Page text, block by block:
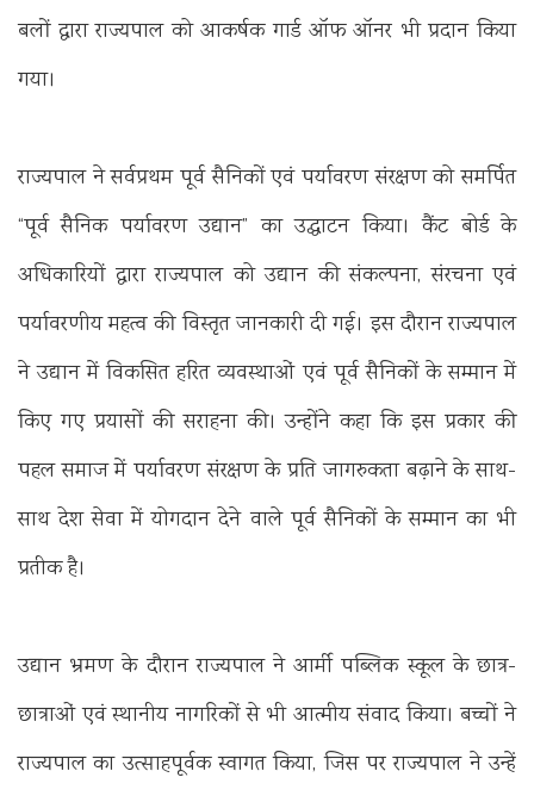
बलों द्वारा राज्यपाल को आकर्षक गार्ड ऑफ ऑनर भी प्रदान किया
गया।
राज्यपाल ने सर्वप्रथम पूर्व सैनिकों एवं पर्यावरण संरक्षण को समर्पित
“पूर्व सैनिक पर्यावरण उद्यान” का उद्घाटन किया। कैंट बोर्ड के
अधिकारियों द्वारा राज्यपाल को उद्यान की संकल्पना, संरचना एवं
पर्यावरणीय महत्व की विस्तृत जानकारी दी गई। इस दौरान राज्यपाल
ने उद्यान में विकसित हरित व्यवस्थाओं एवं पूर्व सैनिकों के सम्मान में
किए गए प्रयासों की सराहना की। उन्होंने कहा कि इस प्रकार की
पहल समाज में पर्यावरण संरक्षण के प्रति जागरुकता बढ़ाने के साथ-
साथ देश सेवा में योगदान देने वाले पूर्व सैनिकों के सम्मान का भी
प्रतीक है।
उद्यान भ्रमण के दौरान राज्यपाल ने आर्मी पब्लिक स्कूल के छात्र-
छात्राओं एवं स्थानीय नागरिकों से भी आत्मीय संवाद किया। बच्चों ने
राज्यपाल का उत्साहपूर्वक स्वागत किया, जिस पर राज्यपाल ने उन्हें